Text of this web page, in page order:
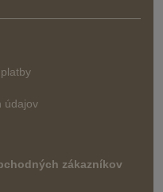
údajov
zákazníkov